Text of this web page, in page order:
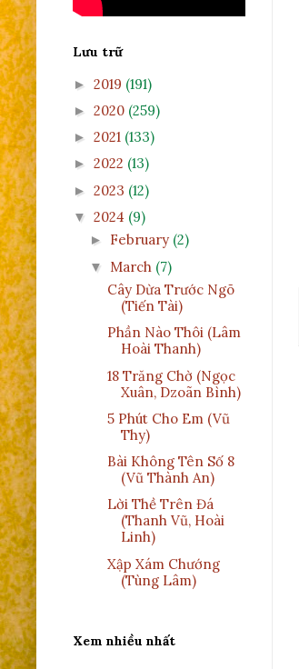
Lưu trữ
► 2019 (191)
► 2020 (259)
► 2021 (133)
► 2022 (13)
► 2023 (12)
▼ 2024 (9)
► February (2)
▼ March (7)
Cây Dừa Trước Ngõ
(Tiến Tài)
Phần Nào Thôi (Lâm
Hoài Thanh)
18 Trăng Chờ (Ngọc
Xuân, Dzoãn Bình)
5 Phút Cho Em (Vũ
Thy)
Bài Không Tên Số 8
(Vũ Thành An)
Lời Thề Trên Đá
(Thanh Vũ, Hoài
Linh)
Xập Xám Chướng
(Tùng Lâm)
Xem nhiều nhất